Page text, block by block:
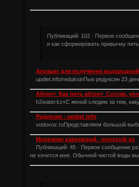
Публикаций: 102 · Первое
и как сформировать привычку
Аппарат для получения
updiet.info/reduksinПью редуксин 23
Абсент Как пить абсент Состав,
h2water.kz«С женой следим за тем,
Редуксин - updiet info
vodovoz.ruПредставляем большой
Морозник кавказский - moroznik su
Публикаций: 45 · Первое сообщение
не хочется мне. Обычной чистой воды